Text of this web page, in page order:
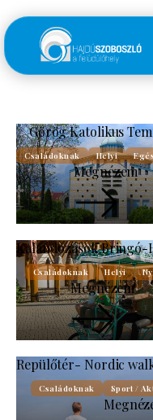
Görög Katolikus
Családoknak Helyi
Megnézem
Kalandozások Bringó-
Családoknak Helyi
Megnézem
Repülőtér- Nordic
Családoknak Sport /